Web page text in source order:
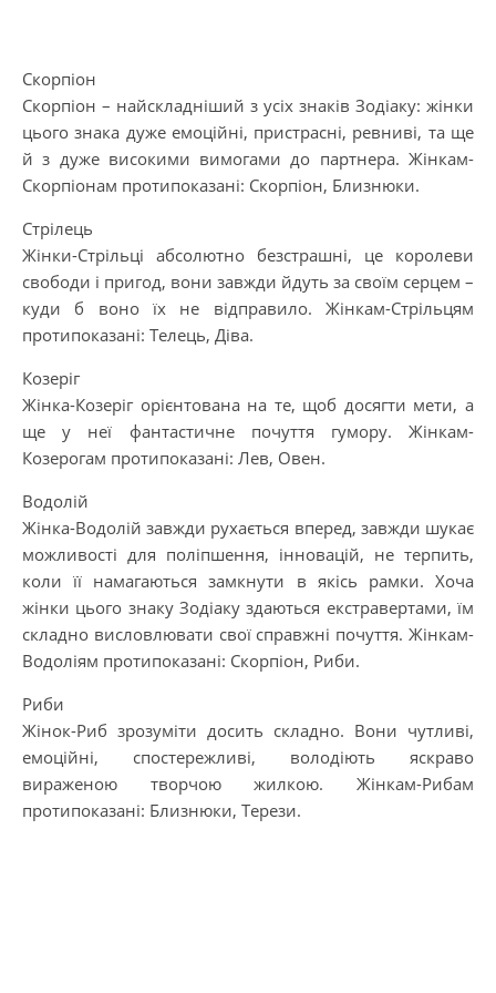
Скорпіон
Скорпіон – найскладніший з усіх знаків Зодіаку: жінки
цього знака дуже емоційні, пристрасні, ревниві, та ще
й з дуже високими вимогами до партнера. Жінкам-
Скорпіонам протипоказані: Скорпіон, Близнюки.
Стрілець
Жінки-Стрільці абсолютно безстрашні, це королеви
свободи і пригод, вони завжди йдуть за своїм серцем –
куди б воно їх не відправило. Жінкам-Стрільцям
протипоказані: Телець, Діва.
Козеріг
Жінка-Козеріг орієнтована на те, щоб досягти мети, а
ще у неї фантастичне почуття гумору. Жінкам-
Козерогам протипоказані: Лев, Овен.
Водолій
Жінка-Водолій завжди рухається вперед, завжди шукає
можливості для поліпшення, інновацій, не терпить,
коли її намагаються замкнути в якісь рамки. Хоча
жінки цього знаку Зодіаку здаються екстравертами, їм
складно висловлювати свої справжні почуття. Жінкам-
Водоліям протипоказані: Скорпіон, Риби.
Риби
Жінок-Риб зрозуміти досить складно. Вони чутливі,
емоційні, спостережливі, володіють яскраво
вираженою творчою жилкою. Жінкам-Рибам
протипоказані: Близнюки, Терези.